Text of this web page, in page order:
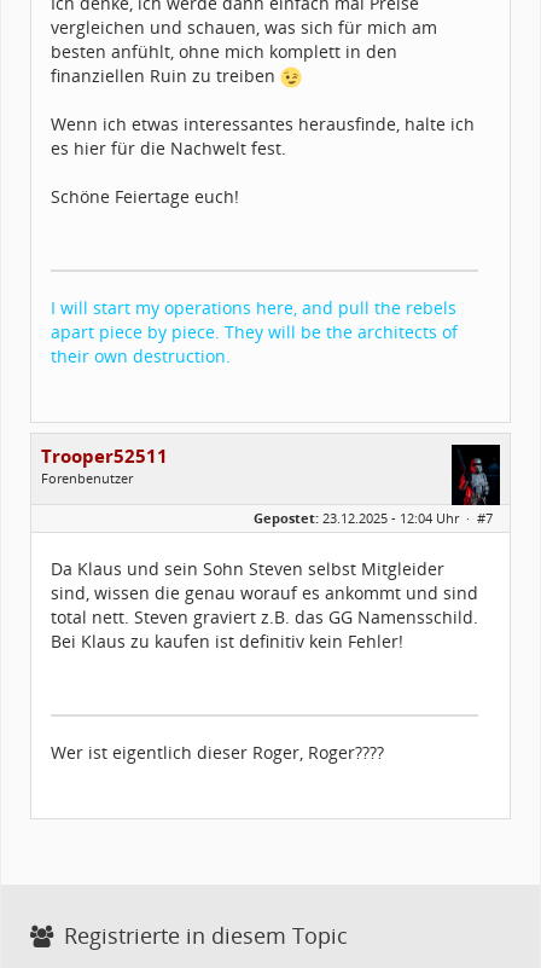
vergleichen und schauen, was sich für mich am
besten anfühlt, ohne mich komplett in den
finanziellen Ruin zu treiben
Wenn ich etwas interessantes herausfinde, halte ich
es hier für die Nachwelt fest.
Schöne Feiertage euch!
I will start my operations here, and pull the rebels
apart piece by piece. They will be the architects of
their own destruction.
Trooper52511
Forenbenutzer
Geschlecht:
Geilenkirchen/ NRW
Alter:
50
Forenmitglied seit:01 / 2024
Legion-ID:
52511
Squad-Zugehörigkeit:WSQ
Kostüme:
Im Profil...
Gepostet: 23.12.2025 - 12:04 Uhr · #7
Da Klaus und sein Sohn Steven selbst Mitgleider
sind, wissen die genau worauf es ankommt und sind
total nett. Steven graviert z.B. das GG Namensschild.
Bei Klaus zu kaufen ist definitiv kein Fehler!
Wer ist eigentlich dieser Roger, Roger????
Registrierte in diesem Topic